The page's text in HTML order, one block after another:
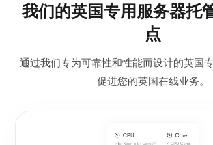
我们的英国专用服务器托
点
通过我们专为可靠性和性能而设计的英国
促进您的英国在线业务。